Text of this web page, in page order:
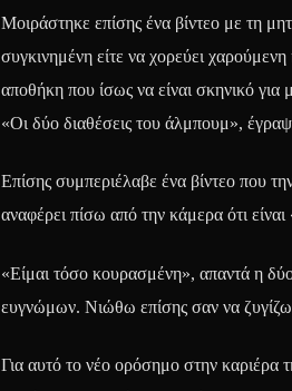
Μοιράστηκε επίσης ένα βίντεο με τη
συγκινημένη είτε να χορεύει
αποθήκη που ίσως να είναι σκηνικό για
«Οι δύο διαθέσεις του άλμπουμ»,
Επίσης συμπεριέλαβε ένα βίντεο που
αναφέρει πίσω από την κάμερα ότι
«Είμαι τόσο κουρασμένη», απαντά η
ευγνώμων. Νιώθω επίσης σαν να
Για αυτό το νέο ορόσημο στην καριέρα